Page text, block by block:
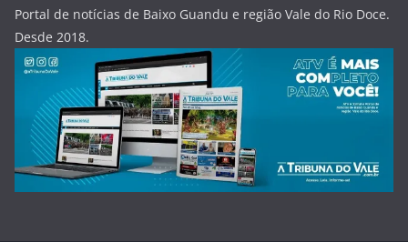
Portal de notícias de Baixo Guandu e região Vale do Rio Doce.
Desde 2018.